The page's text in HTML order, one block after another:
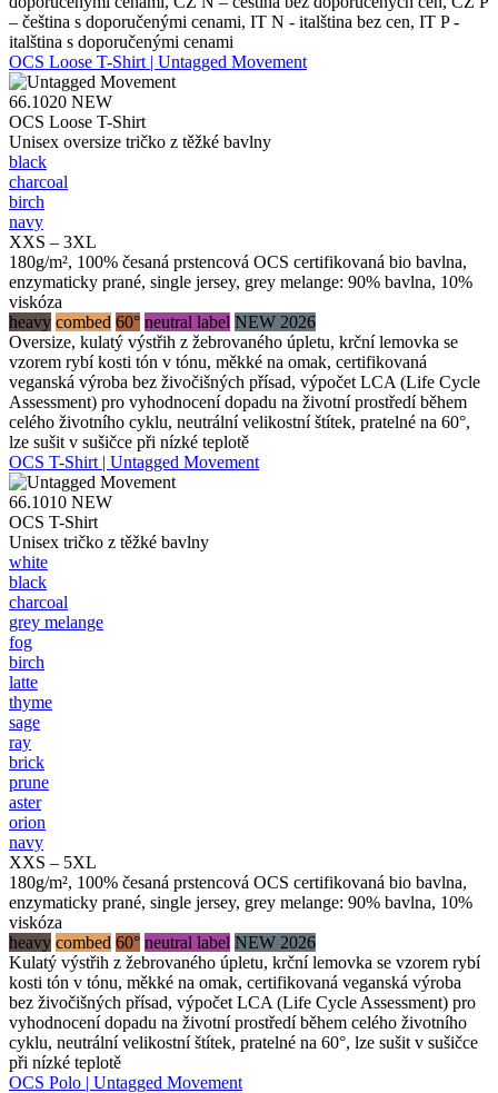
– čeština s doporučenými cenami, IT N - italština bez cen, IT P -
italština s doporučenými cenami
OCS Loose T-Shirt | Untagged Movement
66.1020 NEW
OCS Loose T-Shirt
Unisex oversize tričko z těžké bavlny
black
charcoal
birch
navy
XXS – 3XL
180g/m², 100% česaná prstencová OCS certifikovaná bio bavlna,
enzymaticky prané, single jersey, grey melange: 90% bavlna, 10%
viskóza
heavy combed 60° neutral label NEW 2026
Oversize, kulatý výstřih z žebrovaného úpletu, krční lemovka se
vzorem rybí kosti tón v tónu, měkké na omak, certifikovaná
veganská výroba bez živočišných přísad, výpočet LCA (Life Cycle
Assessment) pro vyhodnocení dopadu na životní prostředí během
celého životního cyklu, neutrální velikostní štítek, pratelné na 60°,
lze sušit v sušičce při nízké teplotě
OCS T-Shirt | Untagged Movement
66.1010 NEW
OCS T-Shirt
Unisex tričko z těžké bavlny
white
black
charcoal
grey melange
fog
birch
latte
thyme
sage
ray
brick
prune
aster
orion
navy
XXS – 5XL
180g/m², 100% česaná prstencová OCS certifikovaná bio bavlna,
enzymaticky prané, single jersey, grey melange: 90% bavlna, 10%
viskóza
heavy combed 60° neutral label NEW 2026
Kulatý výstřih z žebrovaného úpletu, krční lemovka se vzorem rybí
kosti tón v tónu, měkké na omak, certifikovaná veganská výroba
bez živočišných přísad, výpočet LCA (Life Cycle Assessment) pro
vyhodnocení dopadu na životní prostředí během celého životního
cyklu, neutrální velikostní štítek, pratelné na 60°, lze sušit v sušičce
při nízké teplotě
OCS Polo | Untagged Movement